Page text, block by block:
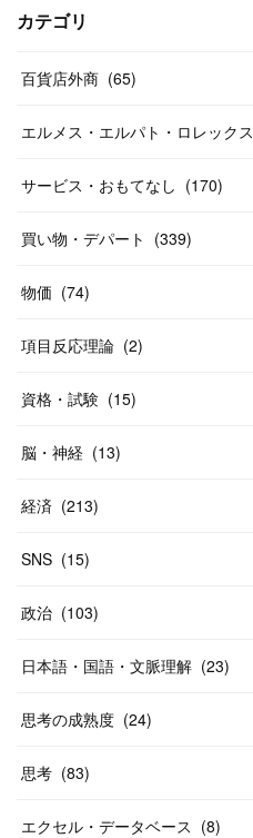
(17
12
(13
(14)
(29
(24)
(26
(20)
(14
(55
(38)
(20
(31
58)
(33
(46)
(20
カテゴリ
百貨店外商 (65)
エルメス・エルパト・ロレックス
サービス・おもてなし (170)
買い物・デパート (339)
物価 (74)
項目反応理論 (2)
資格・試験 (15)
脳・神経 (13)
経済 (213)
SNS (15)
政治 (103)
日本語・国語・文脈理解 (23)
思考の成熟度 (24)
思考 (83)
エクセル・データベース (8)